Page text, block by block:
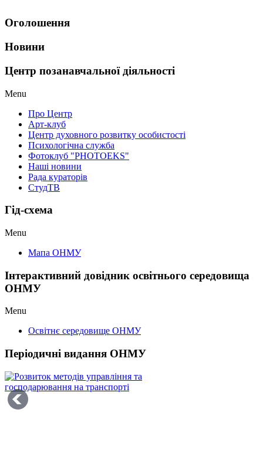
Оголошення
Новини
Центр позанавчальної діяльності
Menu
Про Центр
Арт-клуб
Центр духовного розвитку особистості
Психологічна служба
Фотоклуб "PHOTOEKS"
Наші новини
Рада кураторів
СтудТВ
Гід-схема
Menu
Мапа ОНМУ
Інтерактивний довідник освітнього середовища
ОНМУ
Menu
Освітнє середовище ОНМУ
Періодичні видання ОНМУ